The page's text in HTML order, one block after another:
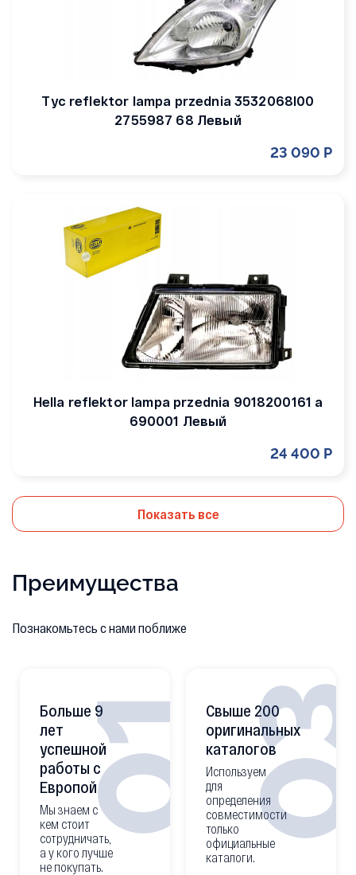
Tyc reflektor lampa przednia 3532068l00
2755987 68 Левый
23 090 Р
Hella reflektor lampa przednia 9018200161 a
690001 Левый
24 400 Р
Показать все
Преимущества
Познакомьтесь с нами поближе
01
Больше 9
лет
успешной
работы с
Европой
Мы знаем с
кем стоит
сотрудничать,
а у кого лучше
не покупать.
Свыше 200
оригинальных
каталогов
Используем
для
определения
совместимости
только
официальные
каталоги.